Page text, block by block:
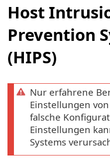
Host
Prevention
(HIPS)
Nur erfahrene
Einstellungen
falsche
Einstellungen
Systems